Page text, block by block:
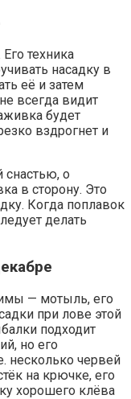
техника
насадку в
её и затем
всегда видит
будет
вздрогнет и
снастью, о
в сторону. Это
Когда поплавок
делать
— мотыль, его
при лове этой
подходит
но его
несколько червей
на крючке, его
хорошего клёва